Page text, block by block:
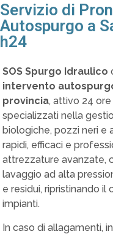
Servizio di
Autospurgo a
h24
SOS Spurgo Idraulico
intervento
provincia, attivo 24 ore
specializzati nella
biologiche, pozzi neri e
rapidi, efficaci e
attrezzature avanzate,
lavaggio ad alta
e residui, ripristinando
impianti.
In caso di allagamenti,